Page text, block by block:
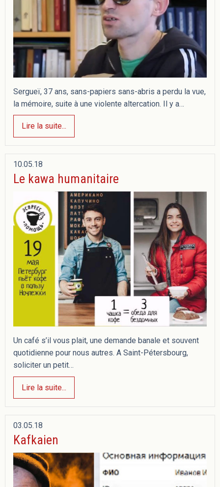
Sergueï, 37 ans, sans-papiers sans-abris a perdu la vue,
la mémoire, suite à une violente altercation. Il y a…
Lire la suite...
10.05.18
Le kawa humanitaire
Un café s’il vous plait, une demande banale et souvent
quotidienne pour nous autres. A Saint-Pétersbourg,
soliciter un petit…
Lire la suite...
03.05.18
Kafkaien